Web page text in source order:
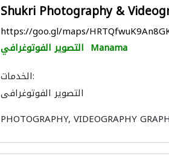
Shukri Photography &
https://goo.gl/maps/
التصوير الفوتوغرافي Manama
الخدمات:
التصوير الفوتوغرافي
PHOTOGRAPHY, VIDEOGRAPHY